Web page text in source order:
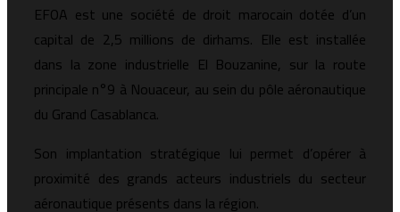
EFOA est une société de droit marocain dotée d’un
capital de 2,5 millions de dirhams. Elle est installée
dans la zone industrielle El Bouzanine, sur la route
principale n°9 à Nouaceur, au sein du pôle aéronautique
du Grand Casablanca.
Son implantation stratégique lui permet d’opérer à
proximité des grands acteurs industriels du secteur
aéronautique présents dans la région.